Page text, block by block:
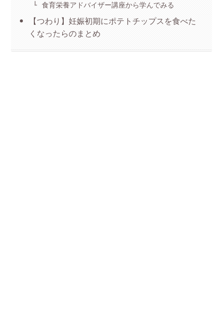
食育栄養アドバイザー講座から学んでみる
【つわり】妊娠初期にポテトチップスを食べた
くなったらのまとめ